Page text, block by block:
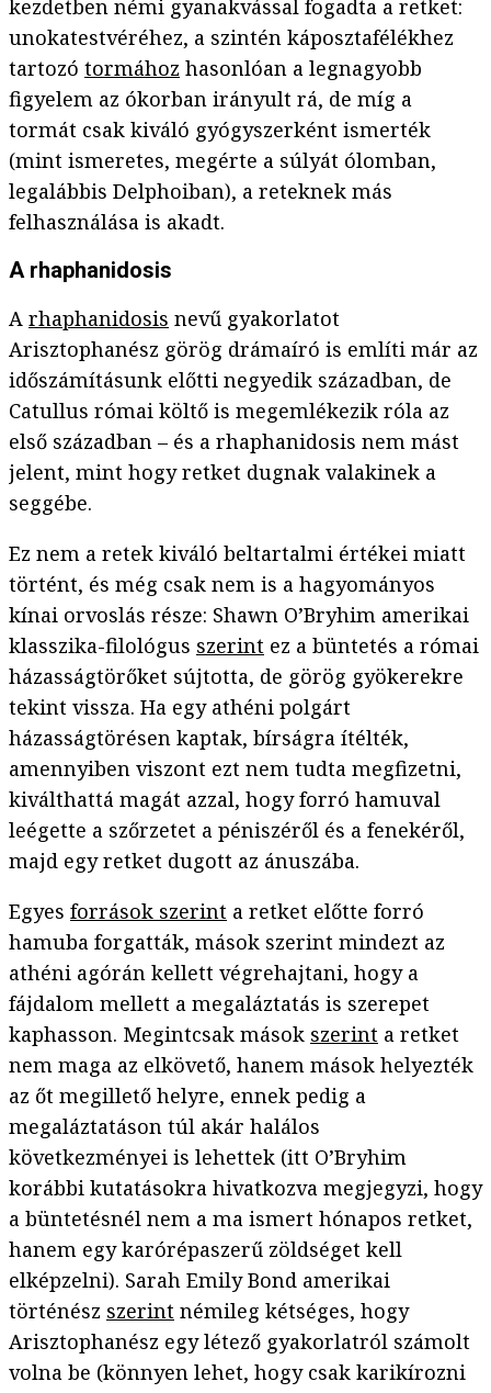
kezdetben némi gyanakvással fogadta a retket:
unokatestvéréhez, a szintén káposztafélékhez
tartozó tormához hasonlóan a legnagyobb
figyelem az ókorban irányult rá, de míg a
tormát csak kiváló gyógyszerként ismerték
(mint ismeretes, megérte a súlyát ólomban,
legalábbis Delphoiban), a reteknek más
felhasználása is akadt.
A rhaphanidosis
A rhaphanidosis nevű gyakorlatot
Arisztophanész görög drámaíró is említi már az
időszámításunk előtti negyedik században, de
Catullus római költő is megemlékezik róla az
első században – és a rhaphanidosis nem mást
jelent, mint hogy retket dugnak valakinek a
seggébe.
Ez nem a retek kiváló beltartalmi értékei miatt
történt, és még csak nem is a hagyományos
kínai orvoslás része: Shawn O’Bryhim amerikai
klasszika-filológus szerint ez a büntetés a római
házasságtörőket sújtotta, de görög gyökerekre
tekint vissza. Ha egy athéni polgárt
házasságtörésen kaptak, bírságra ítélték,
amennyiben viszont ezt nem tudta megfizetni,
kiválthattá magát azzal, hogy forró hamuval
leégette a szőrzetet a péniszéről és a fenekéről,
majd egy retket dugott az ánuszába.
Egyes források szerint a retket előtte forró
hamuba forgatták, mások szerint mindezt az
athéni agórán kellett végrehajtani, hogy a
fájdalom mellett a megaláztatás is szerepet
kaphasson. Megintcsak mások szerint a retket
nem maga az elkövető, hanem mások helyezték
az őt megillető helyre, ennek pedig a
megaláztatáson túl akár halálos
következményei is lehettek (itt O’Bryhim
korábbi kutatásokra hivatkozva megjegyzi, hogy
a büntetésnél nem a ma ismert hónapos retket,
hanem egy karórépaszerű zöldséget kell
elképzelni). Sarah Emily Bond amerikai
történész szerint némileg kétséges, hogy
Arisztophanész egy létező gyakorlatról számolt
volna be (könnyen lehet, hogy csak karikírozni